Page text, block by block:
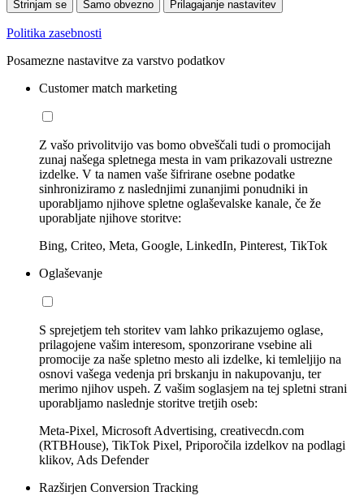
Strinjam se Samo obvezno Prilagajanje nastavitev
Politika zasebnosti
Posamezne nastavitve za varstvo podatkov
Customer match marketing
Z vašo privolitvijo vas bomo obveščali tudi o promocijah
zunaj našega spletnega mesta in vam prikazovali ustrezne
izdelke. V ta namen vaše šifrirane osebne podatke
sinhroniziramo z naslednjimi zunanjimi ponudniki in
uporabljamo njihove spletne oglaševalske kanale, če že
uporabljate njihove storitve:
Bing, Criteo, Meta, Google, LinkedIn, Pinterest, TikTok
Oglaševanje
S sprejetjem teh storitev vam lahko prikazujemo oglase,
prilagojene vašim interesom, sponzorirane vsebine ali
promocije za naše spletno mesto ali izdelke, ki temleljijo na
osnovi vašega vedenja pri brskanju in nakupovanju, ter
merimo njihov uspeh. Z vašim soglasjem na tej spletni strani
uporabljamo naslednje storitve tretjih oseb:
Meta-Pixel, Microsoft Advertising, creativecdn.com
(RTBHouse), TikTok Pixel, Priporočila izdelkov na podlagi
klikov, Ads Defender
Razširjen Conversion Tracking